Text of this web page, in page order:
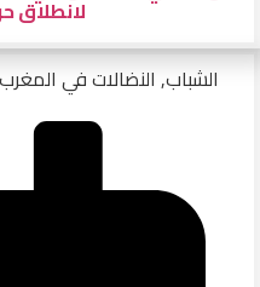
لانطلاق حركة
الشباب, النضالات في المغرب